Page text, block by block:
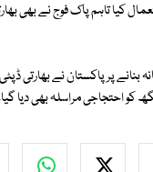
کیا تاہم پاک فوج نے بھی
پر پاکستان نے بھارتی
کو احتجاجی مراسلہ بھی دیا